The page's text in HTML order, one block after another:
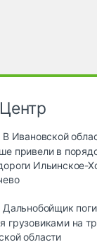
Центр
В Ивановской
привели в
Ильинское-
Дальнобойщик
грузовиками на
области